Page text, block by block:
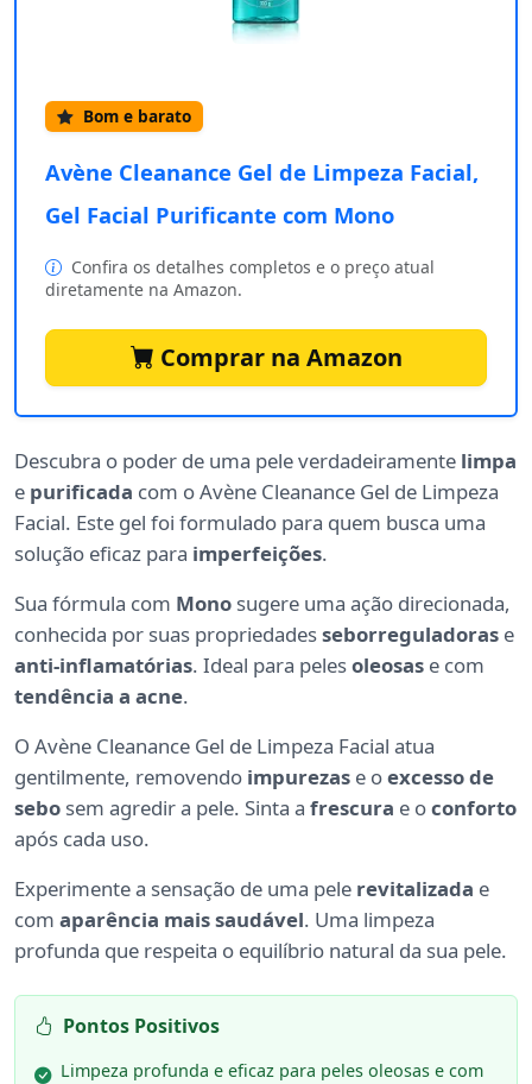
Bom e barato
Avène Cleanance Gel de Limpeza Facial,
Gel Facial Purificante com Mono
Confira os detalhes completos e o preço atual
diretamente na Amazon.
Comprar na Amazon
Descubra o poder de uma pele verdadeiramente limpa
e purificada com o Avène Cleanance Gel de Limpeza
Facial. Este gel foi formulado para quem busca uma
solução eficaz para imperfeições.
Sua fórmula com Mono sugere uma ação direcionada,
conhecida por suas propriedadesseborreguladoras e
anti-inflamatórias. Ideal para pelesoleosas e com
tendência a acne.
O Avène Cleanance Gel de Limpeza Facial atua
gentilmente, removendo impurezas e oexcesso de
sebo sem agredir a pele. Sinta a frescura e oconforto
após cada uso.
Experimente a sensação de uma pele revitalizada e
com aparência mais saudável. Uma limpeza
profunda que respeita o equilíbrio natural da sua pele.
Pontos Positivos
Limpeza profunda e eficaz para peles oleosas e com